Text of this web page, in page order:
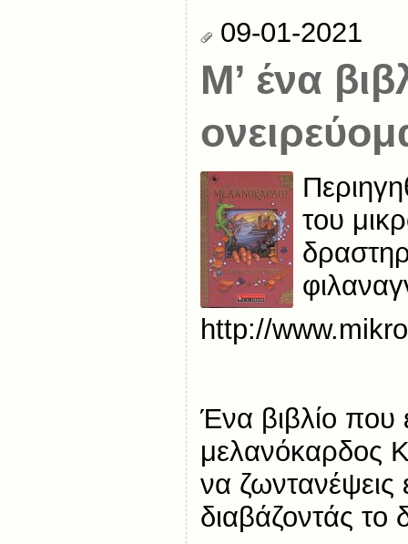
09-01-2021
Μ’ ένα
του
http://
Ένα βιβλίο που
μελανόκαρδος
να ζωντανέψεις
διαβάζοντάς το